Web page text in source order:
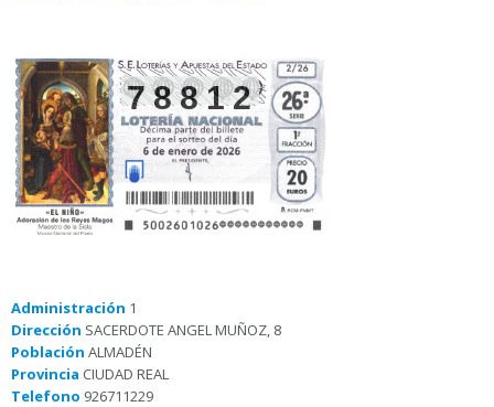
78812
Administración 1
Dirección SACERDOTE ANGEL MUÑOZ, 8
Población ALMADÉN
Provincia CIUDAD REAL
Telefono 926711229